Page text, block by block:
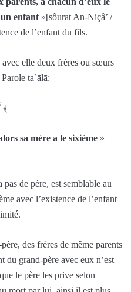
un enfant »[sôurat An-Niçâ’ /
de l’enfant du fils.
elle deux frères ou sœurs
ta`ālā:
﴿ فَإِن كَانَ لَهُ إِخْوَةٌ
sa mère a le sixième »
de père, est semblable au
avec l’existence de l’enfant
des frères de même parents
du grand-père avec eux n’est
le père les prive selon